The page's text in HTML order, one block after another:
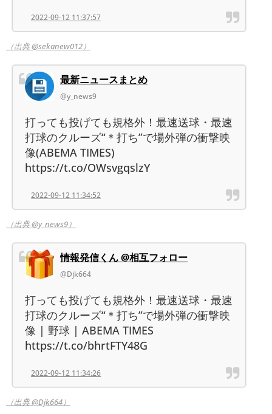
2022-09-12 11:37:57
（出典 @sekanew012）
最新ニュースまとめ
@y_news9
打っても投げても規格外！最速送球・最速
打球のクルーズ“＊打ち”で場外弾の衝撃映
像(ABEMA TIMES)
https://t.co/OWsvgqslzY
2022-09-12 11:34:52
（出典 @y_news9）
情報発信くん @相互フォロー
@Djk664
打っても投げても規格外！最速送球・最速
打球のクルーズ“＊打ち”で場外弾の衝撃映
像 | 野球 | ABEMA TIMES
https://t.co/bhrtFTY48G
2022-09-12 11:34:26
（出典 @Djk664）